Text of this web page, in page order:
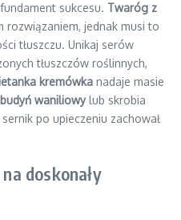
sukcesu. Twaróg z
rozwiązaniem, jednak musi to
tłuszczu. Unikaj serów
tłuszczów roślinnych,
kremówka nadaje masie
budyń waniliowylub skrobia
po upieczeniu zachował
doskonały